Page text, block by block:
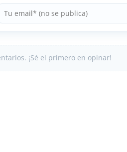
¡Sé el primero en opinar!